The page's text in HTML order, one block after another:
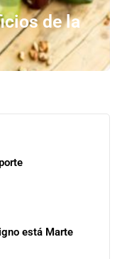
de la
está Marte